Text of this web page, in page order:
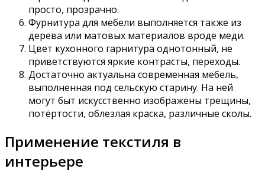
просто, прозрачно.
Фурнитура для мебели выполняется также из
дерева или матовых материалов вроде меди.
Цвет кухонного гарнитура однотонный, не
приветствуются яркие контрасты, переходы.
Достаточно актуальна современная мебель,
выполненная под сельскую старину. На ней
могут быт искусственно изображены трещины,
потёртости, облезлая краска, различные сколы.
Применение текстиля в
интерьере